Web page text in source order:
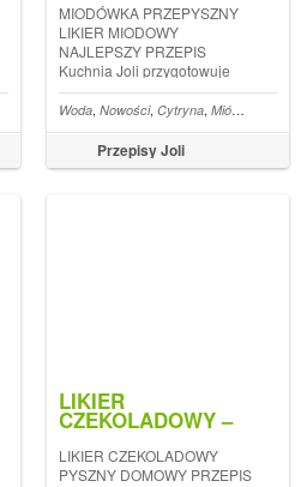
,Spirytus,Tłusty czwartek,Pączki-lista
Spirytus,Alkohole-lista,Porterówka,
NAJLEPSZY PRZEPIS
MIODÓWKA PRZEPYSZNY
LIKIER MIODOWY
NAJLEPSZY PRZEPIS
Kuchnia Joli przygotowuje
Jola i Grześ przepyszna,
domowa miodówka
Przepisy Joli
Woda, Nowości, Cytryna, Miód ,
LIKIER
CZEKOLADOWY –
PRZEPIS
LIKIER CZEKOLADOWY
PYSZNY DOMOWY PRZEPIS